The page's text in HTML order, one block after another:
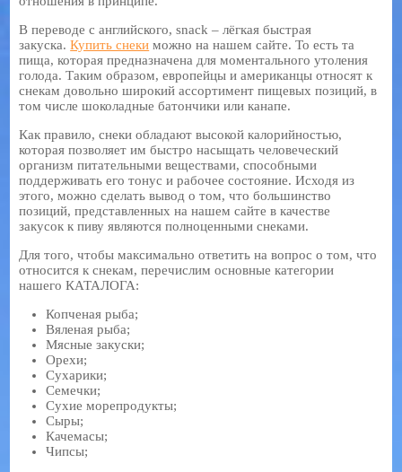
В переводе с английского, snack – лёгкая быстрая
закуска.Купить снеки можно на нашем сайте. То есть та
пища, которая предназначена для моментального утоления
голода. Таким образом, европейцы и американцы относят к
снекам довольно широкий ассортимент пищевых позиций, в
том числе шоколадные батончики или канапе.
Как правило, снеки обладают высокой калорийностью,
которая позволяет им быстро насыщать человеческий
организм питательными веществами, способными
поддерживать его тонус и рабочее состояние. Исходя из
этого, можно сделать вывод о том, что большинство
позиций, представленных на нашем сайте в качестве
закусок к пиву являются полноценными снеками.
Для того, чтобы максимально ответить на вопрос о том, что
относится к снекам, перечислим основные категории
нашего КАТАЛОГА:
Копченая рыба;
Вяленая рыба;
Мясные закуски;
Орехи;
Сухарики;
Семечки;
Сухие морепродукты;
Сыры;
Качемасы;
Чипсы;